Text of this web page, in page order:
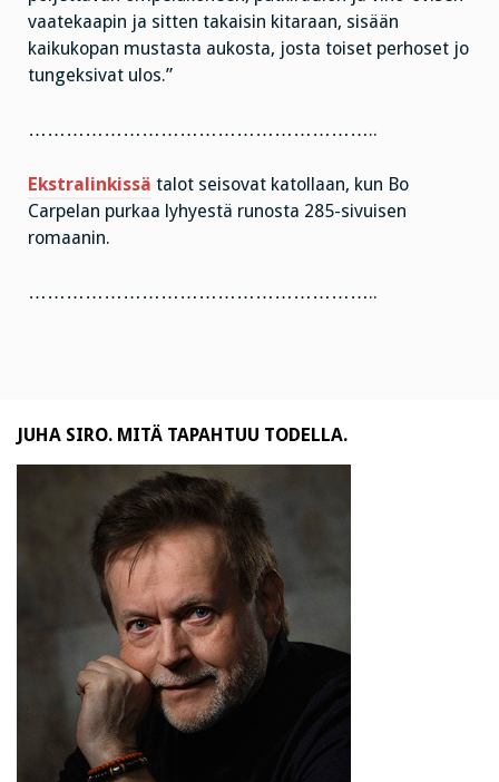
vaatekaapin ja sitten takaisin kitaraan, sisään
kaikukopan mustasta aukosta, josta toiset perhoset jo
tungeksivat ulos.”
………………………………………………..
Ekstralinkissä talot seisovat katollaan, kun Bo
Carpelan purkaa lyhyestä runosta 285-sivuisen
romaanin.
………………………………………………..
JUHA SIRO. MITÄ TAPAHTUU TODELLA.